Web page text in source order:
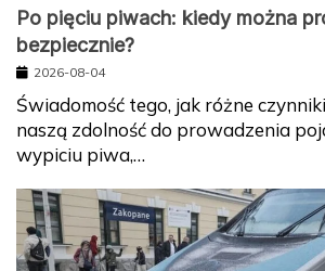
Po pięciu piwach: kiedy można
bezpiecznie?
2026-08-04
Świadomość tego, jak różne
naszą zdolność do prowadzenia
wypiciu piwa,…